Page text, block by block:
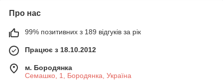
Про нас
99% позитивних з 189 відгуків за рік
Працює з 18.10.2012
м. Бородянка
Семашко, 1, Бородянка, Україна